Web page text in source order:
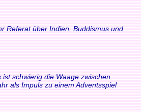
Referat über Indien, Buddismus und
schwierig die Waage zwischen
als Impuls zu einem Adventsspiel